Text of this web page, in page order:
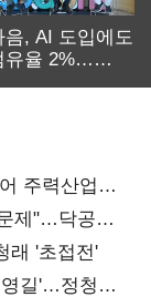
음, AI 도입에도
유율 2%…
주력산업
제"…닥공
래 '초접전'
길'…정청래